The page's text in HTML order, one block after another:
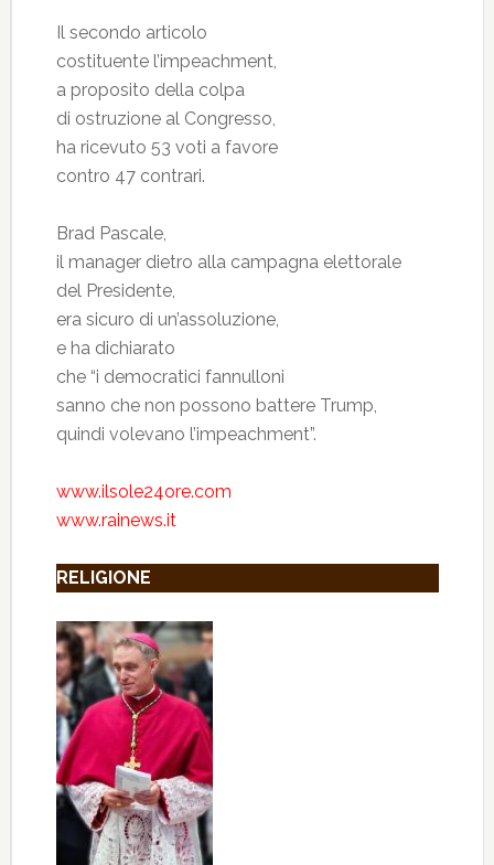
Il secondo articolo
costituente l’impeachment,
a proposito della colpa
di ostruzione al Congresso,
ha ricevuto 53 voti a favore
contro 47 contrari.
Brad Pascale,
il manager dietro alla campagna elettorale
del Presidente,
era sicuro di un’assoluzione,
e ha dichiarato
che “i democratici fannulloni
sanno che non possono battere Trump,
quindi volevano l’impeachment”.
www.ilsole24ore.com
www.rainews.it
RELIGIONE